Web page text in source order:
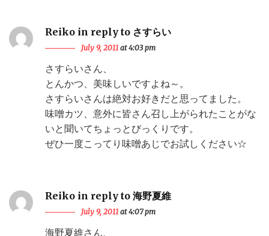
Reiko in reply to さすらい
July 9, 2011 at 4:03 pm
さすらいさん、
とんかつ、美味しいですよね～。
さすらいさんは絶対お好きだと思ってました。
味噌カツ、意外に皆さん召し上がられたことがな
いと聞いてちょっとびっくりです。
ぜひ一度こってり味噌あじでお試しください☆
Reiko in reply to 海野夏維
July 9, 2011 at 4:07 pm
海野夏維さん、